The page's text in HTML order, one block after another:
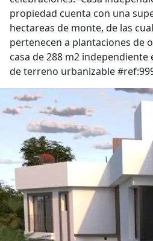
propiedad cuenta con una
hectareas de monte, de las
pertenecen a plantaciones de
casa de 288 m2 independiente
de terreno urbanizable